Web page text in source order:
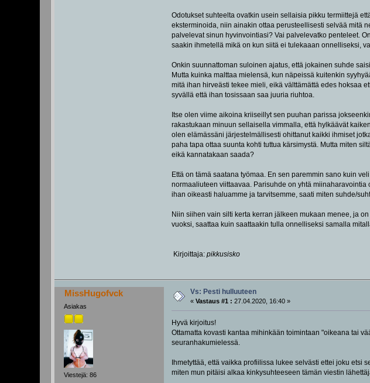
Odotukset suhteelta ovatkin usein sellaisia pikku termiittejä
eksterminoida, niin ainakin ottaa perusteellisesti selvää mitä
palvelevat sinun hyvinvointiasi? Vai palvelevatko penteleet.
saakin ihmetellä mikä on kun siitä ei tulekaaan onnelliseksi,
Onkin suunnattoman suloinen ajatus, että jokainen suhde
Mutta kuinka malttaa mielensä, kun näpeissä kuitenkin
mitä ihan hirveästi tekee mieli, eikä välttämättä edes hoksaa
syvällä että ihan tosissaan saa juuria riuhtoa.
Itse olen viime aikoina kriiseillyt sen puuhan parissa
rakastukaan minuun sellaisella vimmalla, että hylkäävät
olen elämässäni järjestelmällisesti ohittanut kaikki ihmiset
paha tapa ottaa suunta kohti tuttua kärsimystä. Mutta miten
eikä kannatakaan saada?
Että on tämä saatana työmaa. En sen paremmin sano kuin
normaaliuteen viittaavaa. Parisuhde on yhtä
ihan oikeasti haluamme ja tarvitsemme, saati miten suhde/
Niin siihen vain silti kerta kerran jälkeen mukaan menee, ja
vuoksi, saattaa kuin saattaakin tulla onnelliseksi samalla
Kirjoittaja: pikkusisko
MissHugofvck
Asiakas
Viestejä: 86
Vs: Pesti hulluuteen
«Vastaus #1 : 27.04.2020, 16:40 »
Hyvä kirjoitus!
Ottamatta kovasti kantaa mihinkään toimintaan "oikeana tai
seuranhakumielessä.
Ihmetyttää, että vaikka profiilissa lukee selvästi ettei joku
miten mun pitäisi alkaa kinkysuhteeseen tämän viestin